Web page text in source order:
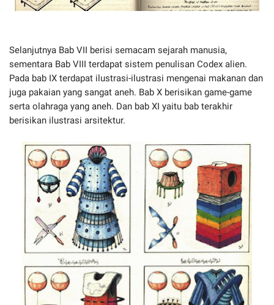
Selanjutnya Bab VII berisi semacam sejarah manusia,
sementara Bab VIII terdapat sistem penulisan Codex alien.
Pada bab IX terdapat ilustrasi-ilustrasi mengenai makanan dan
juga pakaian yang sangat aneh. Bab X berisikan game-game
serta olahraga yang aneh. Dan bab XI yaitu bab terakhir
berisikan ilustrasi arsitektur.